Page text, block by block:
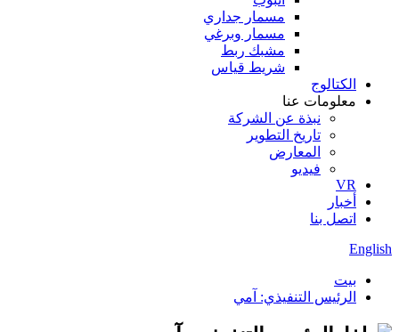
مسمار جداري
مسمار وبرغي
مشبك ربط
شريط قياس
الكتالوج
معلومات عنا
نبذة عن الشركة
تاريخ التطوير
المعارض
فيديو
VR
أخبار
اتصل بنا
English
بيت
الرئيس التنفيذي: آمي